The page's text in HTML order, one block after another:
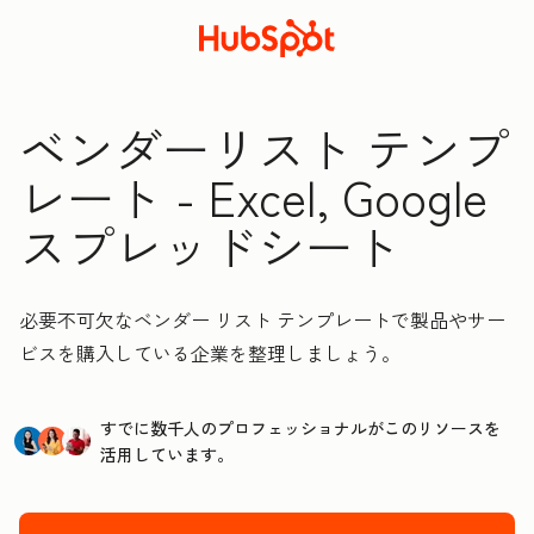
ベンダーリスト テンプ
レート - Excel, Google
スプレッドシート
必要不可欠なベンダー リスト テンプレートで製品やサー
ビスを購入している企業を整理しましょう。
すでに数千人のプロフェッショナルがこのリソースを
活用しています。